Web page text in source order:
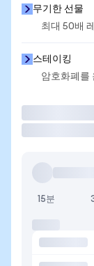
무기한 선물
최대 50배
스테이킹
암호화폐를
15분